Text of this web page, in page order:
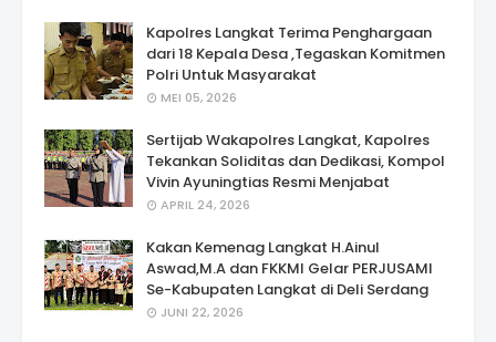
Kapolres Langkat Terima Penghargaan
dari 18 Kepala Desa ,Tegaskan Komitmen
Polri Untuk Masyarakat
MEI 05, 2026
Sertijab Wakapolres Langkat, Kapolres
Tekankan Soliditas dan Dedikasi, Kompol
Vivin Ayuningtias Resmi Menjabat
APRIL 24, 2026
Kakan Kemenag Langkat H.Ainul
Aswad,M.A dan FKKMI Gelar PERJUSAMI
Se-Kabupaten Langkat di Deli Serdang
JUNI 22, 2026